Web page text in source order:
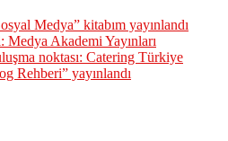
Medya” kitabım yayınlandı
Medya Akademi Yayınları
noktası: Catering Türkiye
Rehberi” yayınlandı